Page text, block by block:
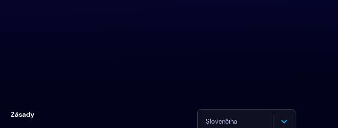
Zásady
Slovenčina